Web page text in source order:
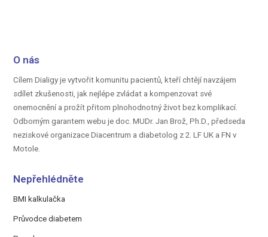
O nás
Cílem Dialigy je vytvořit komunitu pacientů, kteří chtějí navzájem
sdílet zkušenosti, jak nejlépe zvládat a kompenzovat své
onemocnění a prožít přitom plnohodnotný život bez komplikací.
Odborným garantem webu je doc. MUDr. Jan Brož, Ph.D., předseda
neziskové organizace Diacentrum a diabetolog z 2. LF UK a FN v
Motole.
Nepřehlédněte
BMI kalkulačka
Průvodce diabetem